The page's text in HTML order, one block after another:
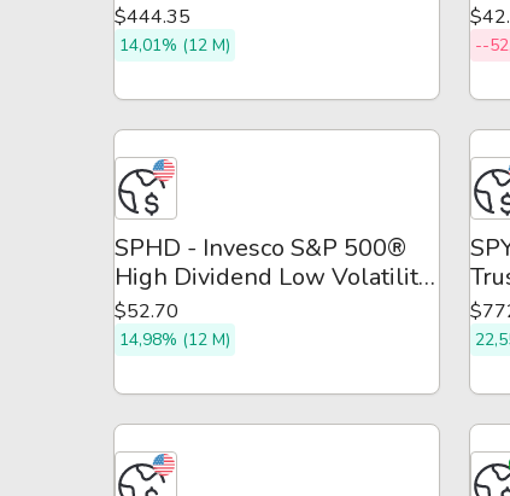
$444.35
14,01% (12 M) --
SPHD - Invesco S&P 500®
High Dividend Low Volatility
ETF
$52.70
14,98% (12 M)